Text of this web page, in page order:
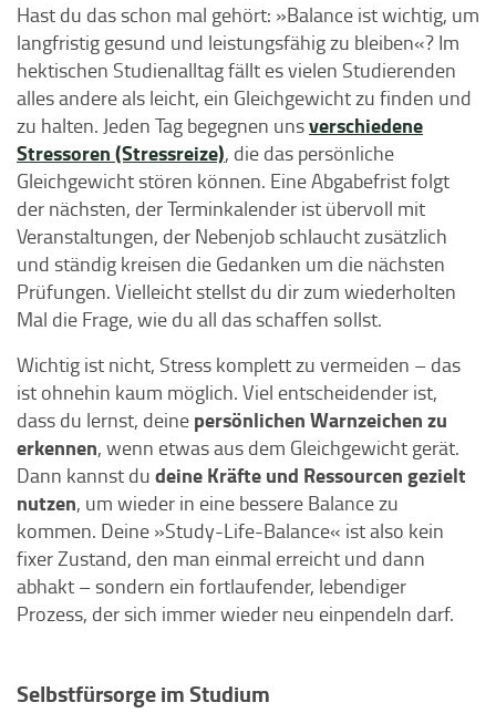
Hast du das schon mal gehört: »Balance ist wichtig, um
langfristig gesund und leistungsfähig zu bleiben«? Im
hektischen Studienalltag fällt es vielen Studierenden
alles andere als leicht, ein Gleichgewicht zu finden und
zu halten. Jeden Tag begegnen unsverschiedene
Stressoren (Stressreize), die das persönliche
Gleichgewicht stören können. Eine Abgabefrist folgt
der nächsten, der Terminkalender ist übervoll mit
Veranstaltungen, der Nebenjob schlaucht zusätzlich
und ständig kreisen die Gedanken um die nächsten
Prüfungen. Vielleicht stellst du dir zum wiederholten
Mal die Frage, wie du all das schaffen sollst.
Wichtig ist nicht, Stress komplett zu vermeiden – das
ist ohnehin kaum möglich. Viel entscheidender ist,
dass du lernst, deine persönlichen Warnzeichen zu
erkennen, wenn etwas aus dem Gleichgewicht gerät.
Dann kannst du deine Kräfte und Ressourcen gezielt
nutzen, um wieder in eine bessere Balance zu
kommen. Deine »Study-Life-Balance« ist also kein
fixer Zustand, den man einmal erreicht und dann
abhakt – sondern ein fortlaufender, lebendiger
Prozess, der sich immer wieder neu einpendeln darf.
Selbstfürsorge im Studium